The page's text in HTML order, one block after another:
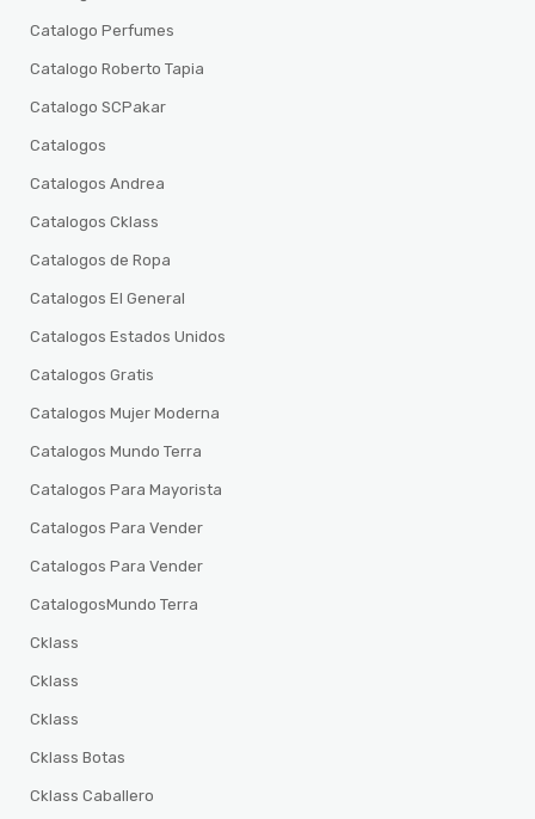
Catalogo Perfumes
Catalogo Roberto Tapia
Catalogo SCPakar
Catalogos
Catalogos Andrea
Catalogos Cklass
Catalogos de Ropa
Catalogos El General
Catalogos Estados Unidos
Catalogos Gratis
Catalogos Mujer Moderna
Catalogos Mundo Terra
Catalogos Para Mayorista
Catalogos Para Vender
Catalogos Para Vender
CatalogosMundo Terra
Cklass
Cklass
Cklass
Cklass Botas
Cklass Caballero